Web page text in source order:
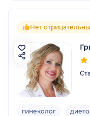
Нет
гинеколог